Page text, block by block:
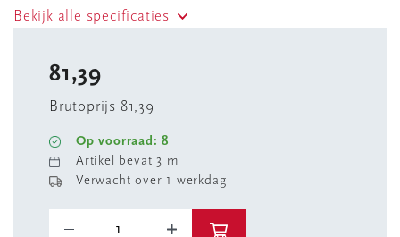
Bekijk alle specificaties
81,39
Brutoprijs 81,39
Op voorraad: 8
Artikel bevat 3 m
Verwacht over 1 werkdag